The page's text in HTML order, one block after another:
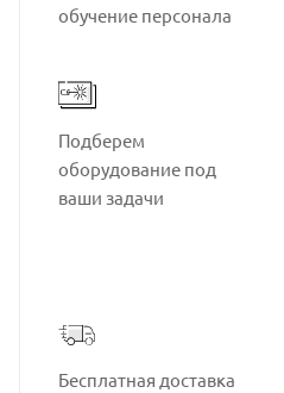
обучение персонала
Подберем
оборудование под
ваши задачи
Бесплатная доставка